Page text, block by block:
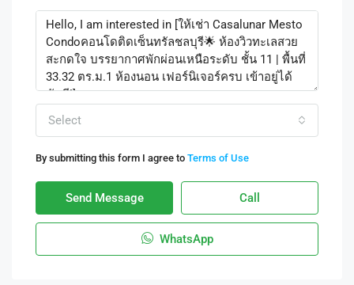
Select
By submitting this form I agree to Terms of Use
Send Message Call
WhatsApp